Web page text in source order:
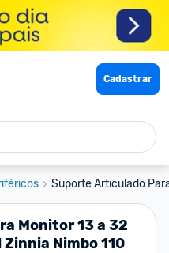
Cadastrar
Suporte Articulado
Monitor 13 a 32
Nimbo 110